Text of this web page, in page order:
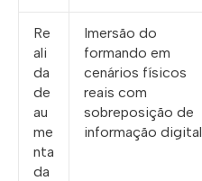
Re
ali
da
de
au
me
nta
da
Imersão do
formando em
cenários físicos
reais com
sobreposição de
informação digital